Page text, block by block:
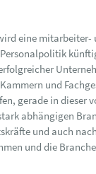
eine mitarbeiter-
und
gerade in dieser
abhängigen
und auch
und die